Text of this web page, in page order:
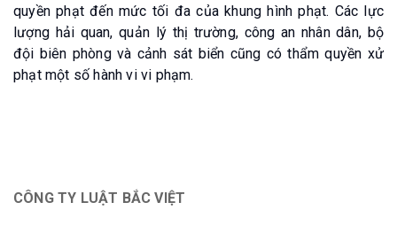
quyền phạt đến mức tối đa của khung hình phạt. Các lực
lượng hải quan, quản lý thị trường, công an nhân dân, bộ
đội biên phòng và cảnh sát biển cũng có thẩm quyền xử
phạt một số hành vi vi phạm.
CÔNG TY LUẬT BẮC VIỆT